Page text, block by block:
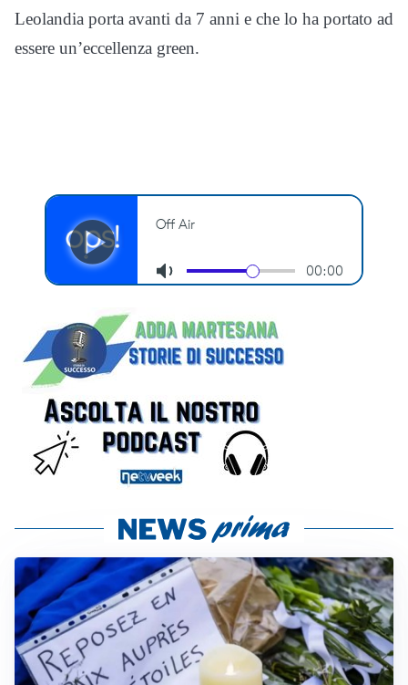
Leolandia porta avanti da 7 anni e che lo ha portato ad
essere un’eccellenza green.